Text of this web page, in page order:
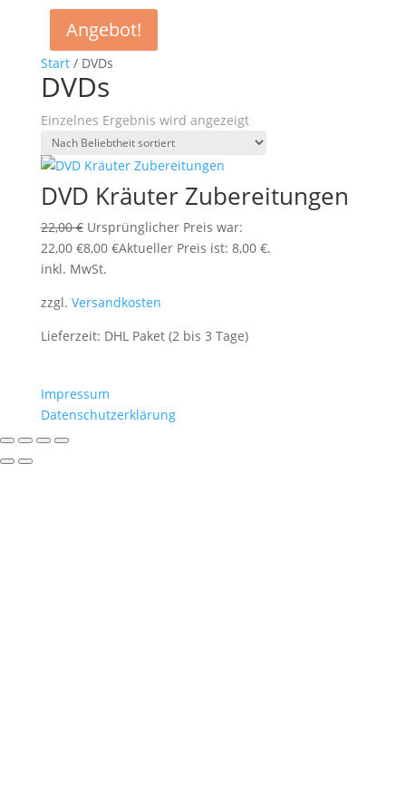
Start/ DVDs
DVDs
Einzelnes Ergebnis wird angezeigt
Angebot!
DVD Kräuter Zubereitungen
22,00€ Ursprünglicher Preis war:
22,00 €8,00 €Aktueller Preis ist: 8,00 €.
inkl. MwSt.
zzgl. Versandkosten
Lieferzeit: DHL Paket (2 bis 3 Tage)
Impressum
Datenschutzerklärung